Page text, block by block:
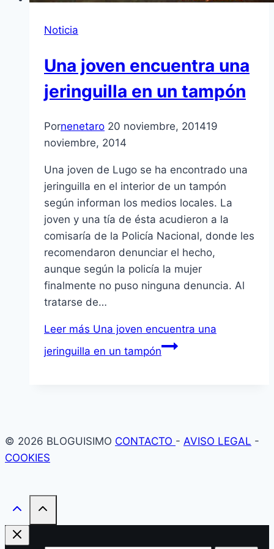
Noticia
Una joven encuentra una
jeringuilla en un tampón
Pornenetaro 20 noviembre, 201419
noviembre, 2014
Una joven de Lugo se ha encontrado una
jeringuilla en el interior de un tampón
según informan los medios locales. La
joven y una tía de ésta acudieron a la
comisaría de la Policía Nacional, donde les
recomendaron denunciar el hecho,
aunque según la policía la mujer
finalmente no puso ninguna denuncia. Al
tratarse de…
Leer más Una joven encuentra una
jeringuilla en un tampón
© 2026 BLOGUISIMO CONTACTO - AVISO LEGAL -
COOKIES